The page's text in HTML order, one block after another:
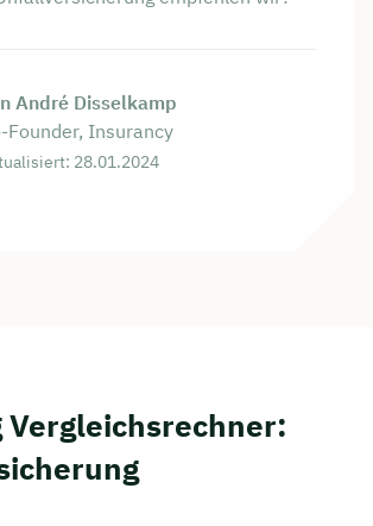
André Disselkamp
Founder, Insurancy
28.01.2024